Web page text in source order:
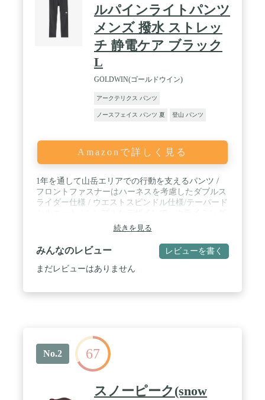
ルパインライトパンツ
メンズ 撥水 ストレッ
チ 静電ケア ブラック
L
GOLDWIN(ゴールドウイン)
アークテリクス パンツ
ノースフェイス パンツ 夏 登山 パンツ
Amazonで詳しく見る
1年を通して山岳エリアでの行動を支えるパンツ /
フロントファスナーはハーネスを考慮したダブルス
ライダー仕様 / ウエストスピンドル仕様/テーパード
からハイキングまで汎用性の高い1着
続きを見る
みんなのレビュー レビューを書く
まだレビューはありません
No.2 67
スノーピーク(snow